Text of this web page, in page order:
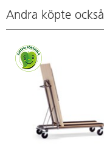
Andra köpte också